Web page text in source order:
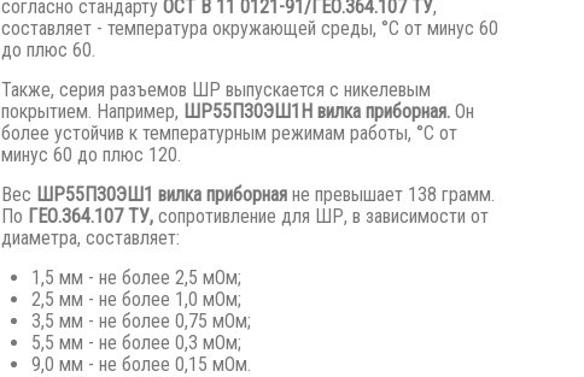
согласно стандарту ОСТ В 11 0121-91/ГЕО.364.107 ТУ,
составляет - температура окружающей среды, °С от минус 60
до плюс 60.
Также, серия разъемов ШР выпускается с никелевым
покрытием. Например, ШР55П30ЭШ1Н вилка приборная. Он
более устойчив к температурным режимам работы, °С от
минус 60 до плюс 120.
Вес ШР55П30ЭШ1 вилка приборная не превышает 138 грамм.
По ГЕО.364.107 ТУ, сопротивление для ШР, в зависимости от
диаметра, составляет:
1,5 мм - не более 2,5 мОм;
2,5 мм - не более 1,0 мОм;
3,5 мм - не более 0,75 мОм;
5,5 мм - не более 0,3 мОм;
9,0 мм - не более 0,15 мОм.